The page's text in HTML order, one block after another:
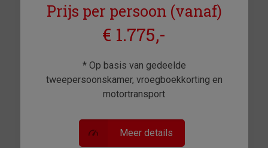
Prijs per persoon (vanaf)
€ 1.775,-
* Op basis van gedeelde
tweepersoonskamer, vroegboekkorting en
motortransport
Meer details